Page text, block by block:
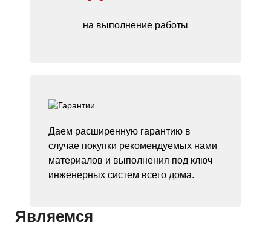
на выполнение работы
Даем расширенную гарантию в
случае покупки рекомендуемых нами
материалов и выполнения под ключ
инженерных систем всего дома.
Являемся